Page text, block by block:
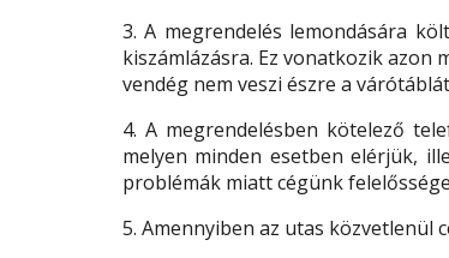
3. A megrendelés lemondására
kiszámlázásra. Ez vonatkozik azon
vendég nem veszi észre a
4. A megrendelésben kötelező
melyen minden esetben elérjük,
problémák miatt cégünk
5. Amennyiben az utas